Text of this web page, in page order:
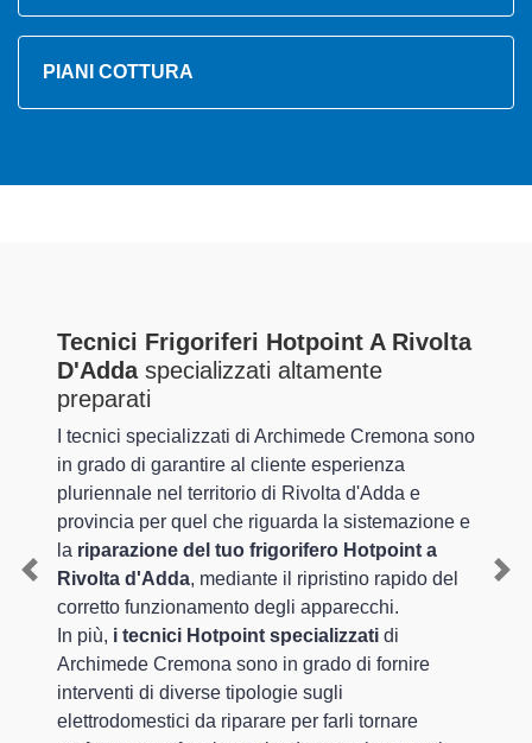
PIANI COTTURA
Tecnici Frigoriferi Hotpoint A Rivolta
D'Addaspecializzati altamente
preparati
I tecnici specializzati di Archimede Cremona sono
in grado di garantire al cliente esperienza
pluriennale nel territorio di Rivolta d'Adda e
provincia per quel che riguarda la sistemazione e
la riparazione del tuo frigorifero Hotpoint a
Rivolta d'Adda, mediante il ripristino rapido del
corretto funzionamento degli apparecchi.
In più, i tecnici Hotpoint specializzati di
Archimede Cremona sono in grado di fornire
interventi di diverse tipologie sugli
elettrodomestici da riparare per farli tornare
Previous